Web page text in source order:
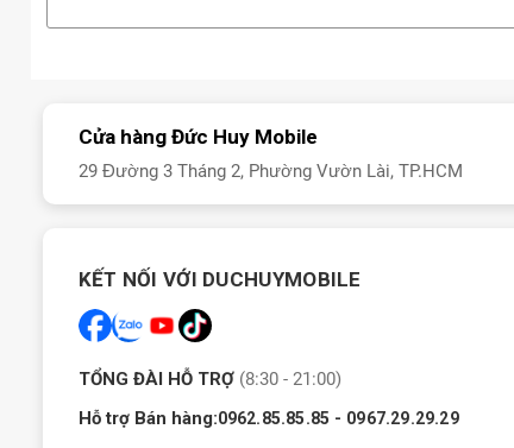
Cửa hàng Đức Huy Mobile
29 Đường 3 Tháng 2, Phường Vườn Lài, TP.HCM
KẾT NỐI VỚI DUCHUYMOBILE
TỔNG ĐÀI HỖ TRỢ (8:30 - 21:00)
Hỗ trợ Bán hàng:0962.85.85.85 - 0967.29.29.29